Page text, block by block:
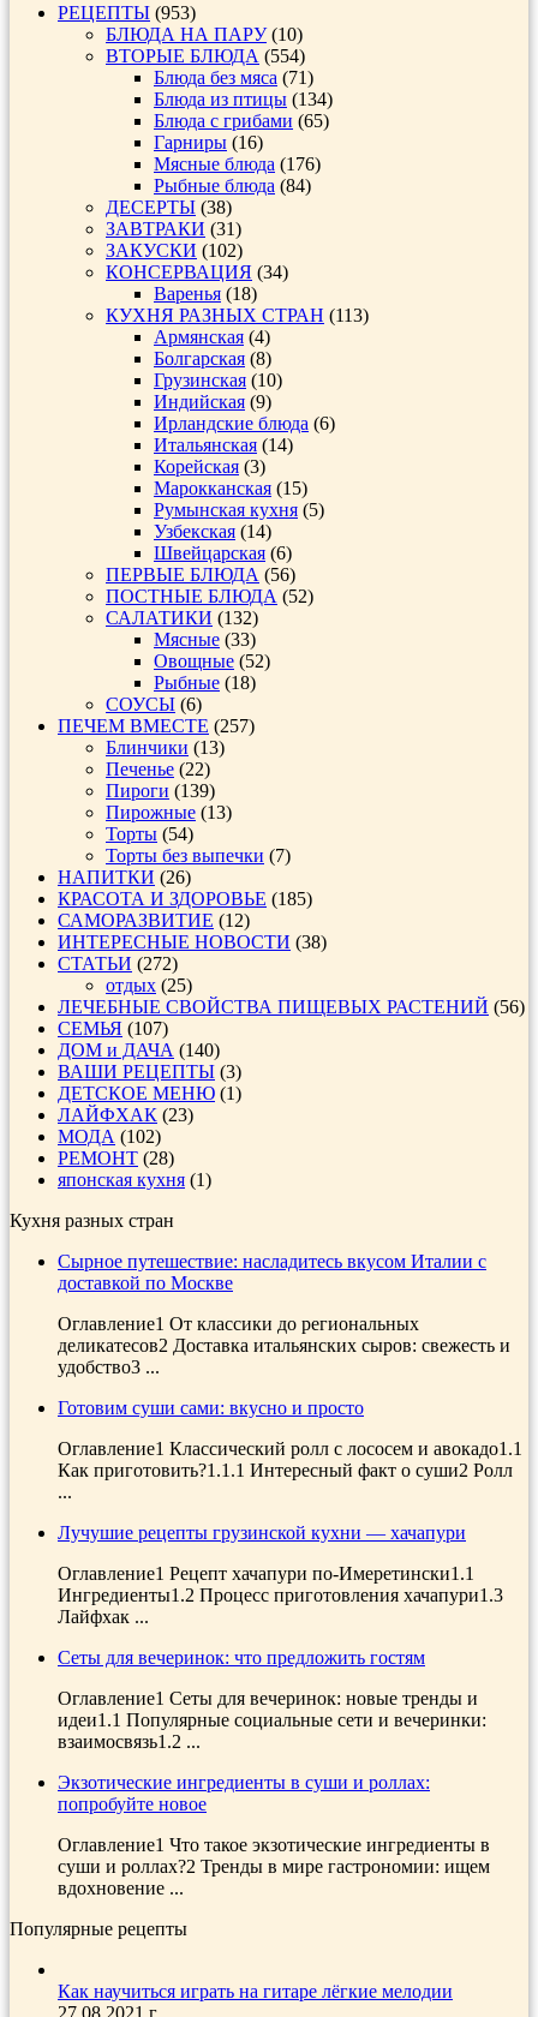
РЕЦЕПТЫ (953)
БЛЮДА НА ПАРУ(10)
ВТОРЫЕ БЛЮДА (554)
Блюда без мяса (71)
Блюда из птицы (134)
Блюда с грибами (65)
Гарниры (16)
Мясные блюда (176)
Рыбные блюда (84)
ДЕСЕРТЫ (38)
ЗАВТРАКИ (31)
ЗАКУСКИ (102)
КОНСЕРВАЦИЯ (34)
Варенья (18)
КУХНЯ РАЗНЫХ СТРАН (113)
Армянская (4)
Болгарская (8)
Грузинская (10)
Индийская (9)
Ирландские блюда (6)
Итальянская (14)
Корейская (3)
Марокканская (15)
Румынская кухня (5)
Узбекская (14)
Швейцарская (6)
ПЕРВЫЕ БЛЮДА (56)
ПОСТНЫЕ БЛЮДА (52)
САЛАТИКИ (132)
Мясные (33)
Овощные (52)
Рыбные (18)
СОУСЫ (6)
ПЕЧЕМ ВМЕСТЕ (257)
Блинчики (13)
Печенье (22)
Пироги (139)
Пирожные (13)
Торты (54)
Торты без выпечки (7)
НАПИТКИ (26)
КРАСОТА И ЗДОРОВЬЕ (185)
САМОРАЗВИТИЕ (12)
ИНТЕРЕСНЫЕ НОВОСТИ (38)
СТАТЬИ (272)
отдых (25)
ЛЕЧЕБНЫЕ СВОЙСТВА ПИЩЕВЫХ РАСТЕНИЙ (56)
СЕМЬЯ (107)
ДОМ и ДАЧА (140)
ВАШИ РЕЦЕПТЫ (3)
ДЕТСКОЕ МЕНЮ (1)
ЛАЙФХАК (23)
МОДА (102)
РЕМОНТ (28)
японская кухня (1)
Кухня разных стран
Сырное путешествие: насладитесь вкусом Италии с
доставкой по Москве
Оглавление1 От классики до региональных
деликатесов2 Доставка итальянских сыров: свежесть и
удобство3 ...
Готовим суши сами: вкусно и просто
Оглавление1 Классический ролл с лососем и авокадо1.1
Как приготовить?1.1.1 Интересный факт о суши2 Ролл
...
Лучушие рецепты грузинской кухни — хачапури
Оглавление1 Рецепт хачапури по-Имеретински1.1
Ингредиенты1.2 Процесс приготовления хачапури1.3
Лайфхак ...
Сеты для вечеринок: что предложить гостям
Оглавление1 Сеты для вечеринок: новые тренды и
идеи1.1 Популярные социальные сети и вечеринки:
взаимосвязь1.2 ...
Экзотические ингредиенты в суши и роллах:
попробуйте новое
Оглавление1 Что такое экзотические ингредиенты в
суши и роллах?2 Тренды в мире гастрономии: ищем
вдохновение ...
Популярные рецепты
Как научиться играть на гитаре лёгкие мелодии
27.08.2021 г.